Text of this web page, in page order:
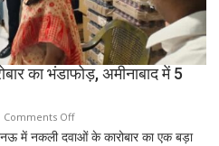
सकेंगे
PG,
उत्तराखंड
स्वास्थ्य
तैयार
का भंडाफोड़, अमीनाबाद में 5
Comments Offon
लखनऊ
में नकली दवाओं के कारोबार का एक बड़ा